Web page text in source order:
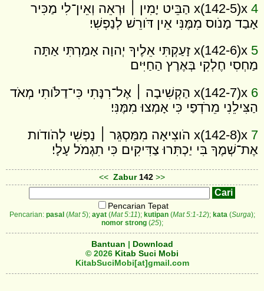
4
x(142-5)x הַבֵּיט יָמִין ׀ וּרְאֵה וְאֵין־לִי מַכִּיר
אָבַד מָנֹוס מִמֶּנִּי אֵין דֹּורֵשׁ לְנַפְשִׁי׃
5
x(142-6)x זָעַקְתִּי אֵלֶיךָ יְהוָה אָמַרְתִּי אַתָּה
מַחְסִי חֶלְקִי בְּאֶרֶץ הַחַיִּים׃
6
x(142-7)x הַקְשִׁיבָה ׀ אֶל־רִנָּתִי כִּי־דַלֹּותִי מְאֹד
הַצִּילֵנִי מֵרֹדְפַי כִּי אָמְצוּ מִמֶּנִּי׃
7
x(142-8)x הֹוצִיאָה מִמַּסְגֵּר ׀ נַפְשִׁי לְהֹודֹות
אֶת־שְׁמֶךָ בִּי יַכְתִּרוּ צַדִּיקִים כִּי תִגְמֹל עָלָי׃
<< Zabur142 >>
Pencarian Tepat
Pencarian: pasal (Mat 5); ayat(Mat 5:11); kutipan(Mat 5:1-12); kata(Surga);
nomor strong(25);
Bantuan | Download
© 2026 Kitab Suci Mobi
KitabSuciMobi[at]gmail.com